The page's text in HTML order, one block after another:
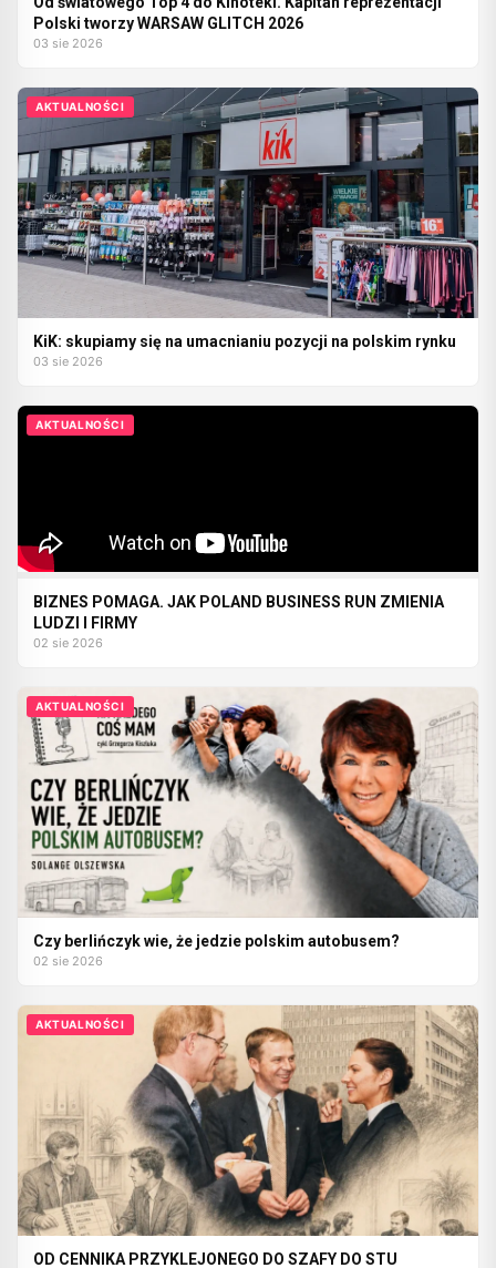
Polski tworzy WARSAW GLITCH 2026
03 sie 2026
AKTUALNOŚCI
KiK: skupiamy się na umacnianiu pozycji na polskim rynku
03 sie 2026
AKTUALNOŚCI
BIZNES POMAGA. JAK POLAND BUSINESS RUN ZMIENIA
LUDZI I FIRMY
02 sie 2026
AKTUALNOŚCI
Czy berlińczyk wie, że jedzie polskim autobusem?
02 sie 2026
AKTUALNOŚCI
OD CENNIKA PRZYKLEJONEGO DO SZAFY DO STU